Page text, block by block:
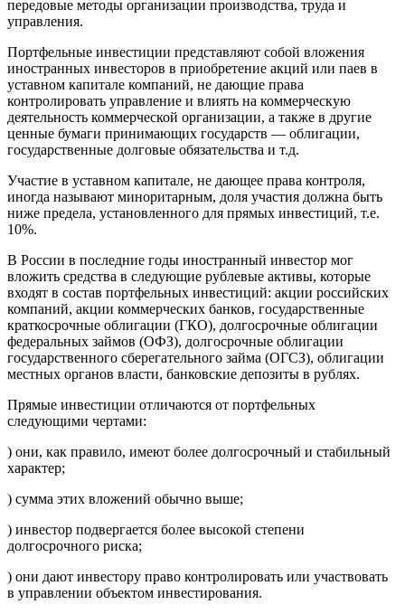
передовые методы организации производства, труда и
управления.
Портфельные инвестиции представляют собой вложения
иностранных инвесторов в приобретение акций или паев в
уставном капитале компаний, не дающие права
контролировать управление и влиять на коммерческую
деятельность коммерческой организации, а также в другие
ценные бумаги принимающих государств — облигации,
государственные долговые обязательства и т.д.
Участие в уставном капитале, не дающее права контроля,
иногда называют миноритарным, доля участия должна быть
ниже предела, установленного для прямых инвестиций, т.е.
10%.
В России в последние годы иностранный инвестор мог
вложить средства в следующие рублевые активы, которые
входят в состав портфельных инвестиций: акции российских
компаний, акции коммерческих банков, государственные
краткосрочные облигации (ГКО), долгосрочные облигации
федеральных займов (ОФЗ), долгосрочные облигации
государственного сберегательного займа (ОГСЗ), облигации
местных органов власти, банковские депозиты в рублях.
Прямые инвестиции отличаются от портфельных
следующими чертами:
) они, как правило, имеют более долгосрочный и стабильный
характер;
) сумма этих вложений обычно выше;
) инвестор подвергается более высокой степени
долгосрочного риска;
) они дают инвестору право контролировать или участвовать
в управлении объектом инвестирования.